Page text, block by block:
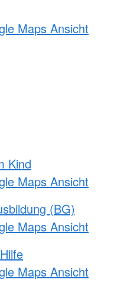
Maps Ansicht
Kind
Maps Ansicht
(BG)
Maps Ansicht
Maps Ansicht